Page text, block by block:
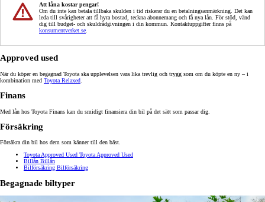
Att låna kostar pengar!
Om du inte kan betala tillbaka skulden i tid riskerar du en betalningsanmärkning. Det kan
leda till svårigheter att få hyra bostad, teckna abonnemang och få nya lån. För stöd, vänd
dig till budget- och skuldrådgivningen i din kommun. Kontaktuppgifter finns på
konsumentverket.se
Approved used
När du köper en begagnad Toyota ska upplevelsen vara lika trevlig och trygg som om du köpte en ny – i
kombination med Toyota Relaxed
Finans
Med lån hos Toyota Finans kan du smidigt finansiera din bil på det sätt som passar dig.
Försäkring
Försäkra din bil hos dem som känner till den bäst.
Toyota Approved Used Toyota Approved Used
Billån Billån
Bilförsäkring Bilförsäkring
Begagnade biltyper